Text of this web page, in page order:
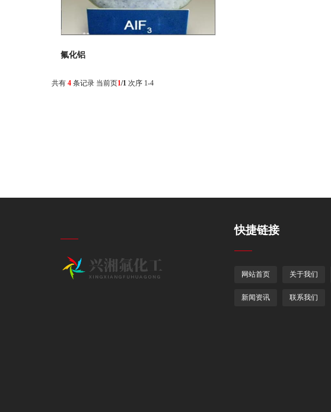
氟化铝
共有 4 条记录 当前页1/1 次序 1-4
快捷链接
网站首页 关于我们
新闻资讯 联系我们